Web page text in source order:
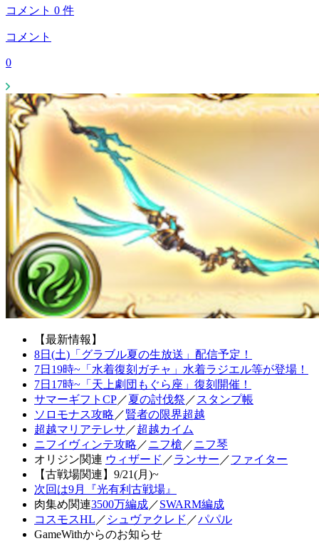
コメント 0 件
コメント
0
【最新情報】
8日(土)「グラブル夏の生放送」配信予定！
7日19時~「水着復刻ガチャ」水着ラジエル等が登場！
7日17時~「天上劇団もぐら座」復刻開催！
サマーギフトCP／夏の討伐祭 ／ スタンプ帳
ソロモナス攻略 ／賢者の限界超越
超越マリアテレサ ／超越カイム
ニフイヴィンテ攻略 ／ニフ槍 ／ニフ琴
オリジン関連 ウィザード ／ランサー ／ファイター
【古戦場関連】9/21(月)~
次回は9月『光有利古戦場』
肉集め関連3500万編成／SWARM編成
コスモスHL ／ シュヴァクレド ／パパル
GameWithからのお知らせ